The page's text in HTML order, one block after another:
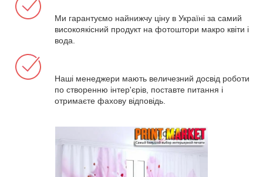
Ми гарантуємо найнижчу ціну в Україні за самий
високоякісний продукт на фотоштори макро квіти і
вода.
Наші менеджери мають величезний досвід роботи
по створенню інтер'єрів, поставте питання і
отримаєте фахову відповідь.